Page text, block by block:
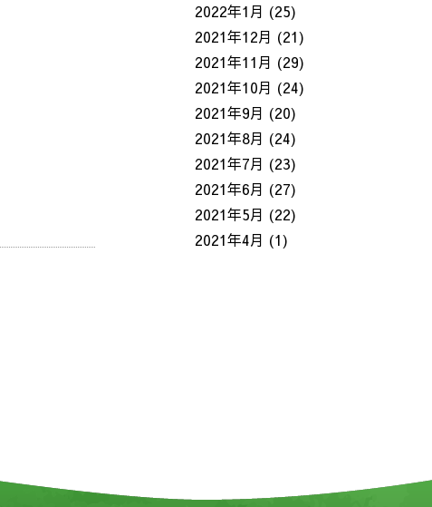
2022年1月 (25)
2021年12月 (21)
2021年11月 (29)
2021年10月 (24)
2021年9月 (20)
2021年8月 (24)
2021年7月 (23)
2021年6月 (27)
2021年5月 (22)
2021年4月 (1)